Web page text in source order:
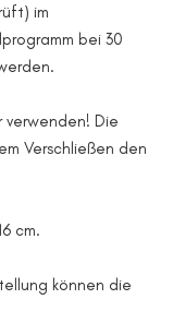
im
bei 30
verwenden! Die
Verschließen den
cm.
können die